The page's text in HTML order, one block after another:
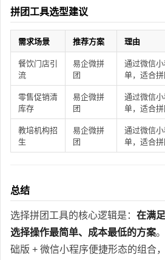
拼团工具选型建议
需求场景 推荐方案 理由
餐饮门店引
流
易企微拼
团
通过微信
单，适合
零售促销清
库存
易企微拼
团
通过微信
单，适合
教培机构招
生
易企微拼
团
通过微信
单，适合
总结
选择拼团工具的核心逻辑是： 在满
选择操作最简单、成本最低的方案
础版 + 微信小程序便捷形态的组合